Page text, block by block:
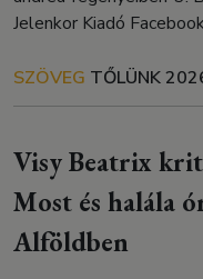
Jelenkor Kiadó
SZÖVEG TŐLÜNK
Visy Beatrix
Most és halála
Alföldben